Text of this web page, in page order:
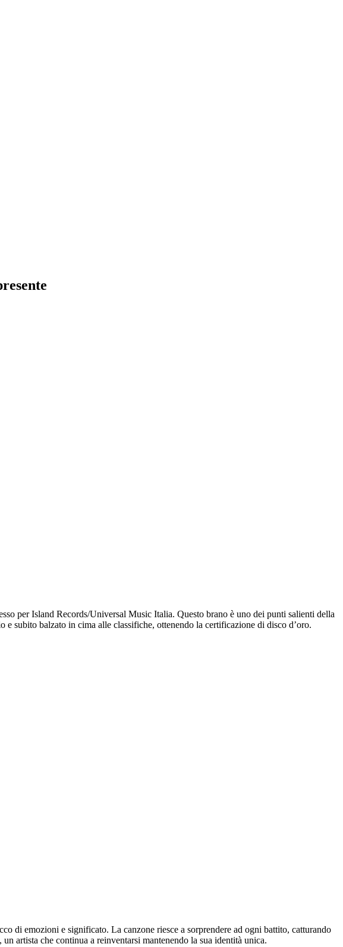
per Island Records/Universal Music Italia. Questo brano è uno dei punti salienti della
subito balzato in cima alle classifiche, ottenendo la certificazione di disco d’oro.
di emozioni e significato. La canzone riesce a sorprendere ad ogni battito, catturando
artista che continua a reinventarsi mantenendo la sua identità unica.